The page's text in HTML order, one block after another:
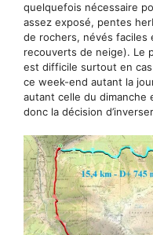
quelquefois nécessaire
assez exposé, pentes
de rochers, névés faciles
recouverts de neige). Le
est difficile surtout en cas
ce week-end autant la
autant celle du dimanche
donc la décision